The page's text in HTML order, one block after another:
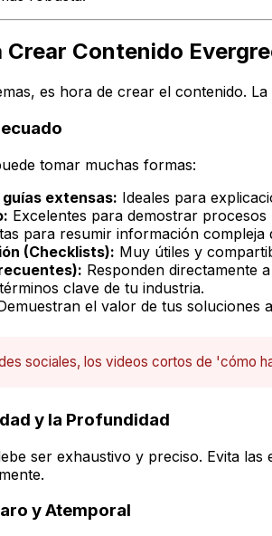
Contenido
es hora de crear el contenido.
tomar muchas formas:
extensas: Ideales para
Excelentes para demostrar procesos
para resumir información compleja
(Checklists): Muy útiles y
Responden directamente
clave de tu industria.
el valor de tus soluciones
sociales, los videos cortos de 'cómo
y la Profundidad
ser exhaustivo y preciso. Evita
y Atemporal